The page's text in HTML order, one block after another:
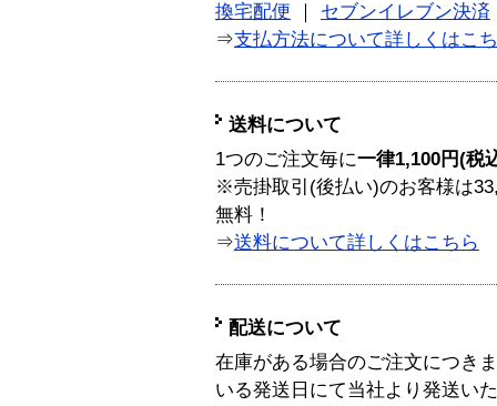
換宅配便
セブンイレブン決済
⇒支払方法について詳しくはこ
送料について
1つのご注文毎に一律1,100円(税
※売掛取引(後払い)のお客様は
無料！
⇒送料について詳しくはこちら
配送について
在庫がある場合のご注文につき
いる発送日にて当社より発送い